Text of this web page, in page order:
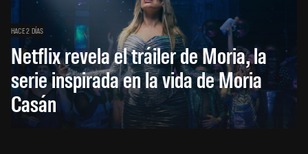
HACE 2 DÍAS
Netflix revela el tráiler de Moria, la
serie inspirada en la vida de Moria
Casán